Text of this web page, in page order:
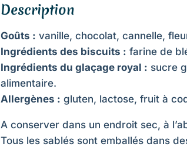
Description
Goûts : vanille, chocolat, cannelle,
Ingrédients des biscuits : farine de
Ingrédients du glaçage royal : sucre
alimentaire.
Allergènes : gluten, lactose, fruit à
A conserver dans un endroit sec, à
Tous les sablés sont emballés dans